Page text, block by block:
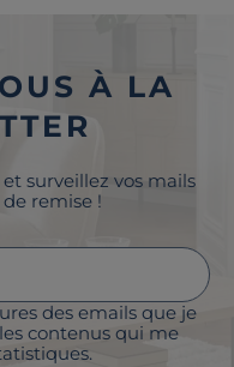
À LA
surveillez vos mails
remise !
des emails que je
contenus qui me